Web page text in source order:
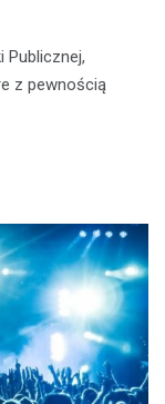
Publicznej,
z pewnością